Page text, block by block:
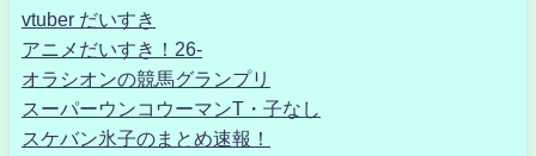
vtuber だいすき
アニメだいすき！26-
オラシオンの競馬グランプリ
スーパーウンコウーマンT・子なし
スケバン氷子のまとめ速報！